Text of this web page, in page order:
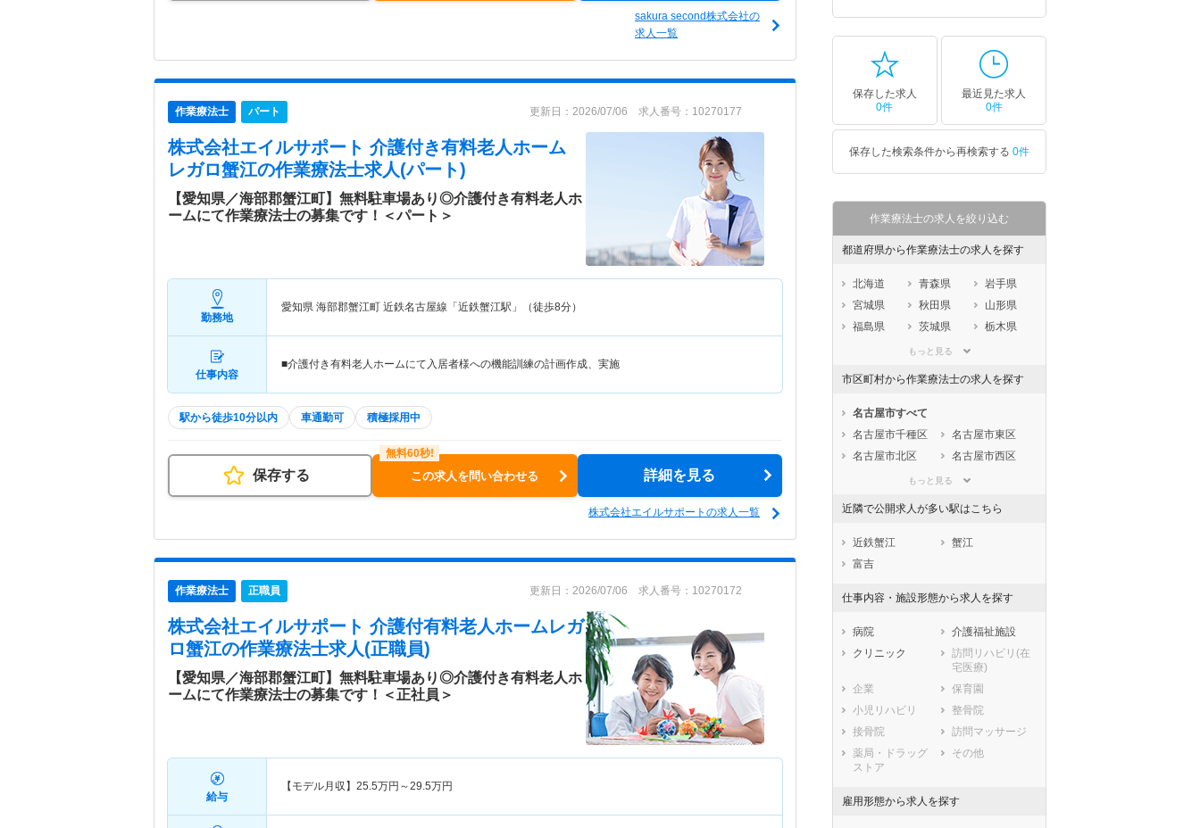
sakura second株式会社の
求人一覧
作業療法士 パート 更新日：2026/07/06 求人番号：10270177
株式会社エイルサポート 介護付き有料老人ホーム
レガロ蟹江の作業療法士求人(パート)
【愛知県／海部郡蟹江町】無料駐車場あり◎介護付き有料老人ホ
ームにて作業療法士の募集です！＜パート＞
勤務地
愛知県 海部郡蟹江町 近鉄名古屋線「近鉄蟹江駅」（徒歩8分）
仕事内容
■介護付き有料老人ホームにて入居者様への機能訓練の計画作成、実施
駅から徒歩10分以内 車通勤可 積極採用中
保存する この求人を問い合わせる 詳細を見る
株式会社エイルサポートの求人一覧
作業療法士 正職員 更新日：2026/07/06 求人番号：10270172
株式会社エイルサポート 介護付有料老人ホームレガ
ロ蟹江の作業療法士求人(正職員)
【愛知県／海部郡蟹江町】無料駐車場あり◎介護付き有料老人ホ
ームにて作業療法士の募集です！＜正社員＞
給与
【モデル月収】 25.5万円～29.5万円
保存した求人
0件
最近見た求人
0件
保存した検索条件から再検索する 0件
作業療法士の求人を絞り込む
都道府県から作業療法士の求人を探す
北海道 青森県
岩手県
宮城県
秋田県
山形県
福島県
茨城県
栃木県
埼玉県
石川県
福井県
静岡県
愛知県
三重県
滋賀県
京都府
大阪府
奈良県
香川県
愛媛県
福岡県
鹿児島県
沖縄県
もっと見る
市区町村から作業療法士の求人を探す
名古屋市すべて
名古屋市千種区
名古屋市東区
名古屋市北区
名古屋市西区
名古屋市中村区
名古屋市中区
名古屋市港区
名古屋市南区
名古屋市守山区
市部
豊橋市
岡崎市
一宮市
瀬戸市
春日井市
豊川市
津島市
碧南市
刈谷市
豊田市
安城市
西尾市
蒲郡市
江南市
小牧市
もっと見る
近隣で公開求人が多い駅はこちら
近鉄蟹江
蟹江
富吉
仕事内容・施設形態から求人を探す
病院
介護福祉施設
クリニック
訪問リハビリ(在
宅医療)
企業
保育園
小児リハビリ
整骨院
接骨院
訪問マッサージ
薬局・ドラッグ
ストア
その他
雇用形態から求人を探す